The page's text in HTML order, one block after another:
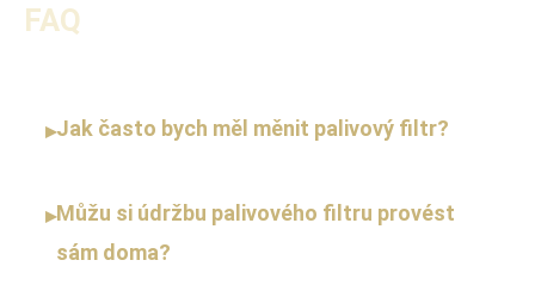
FAQ
▸Jak často bych měl měnit palivový filtr?
▸Můžu si údržbu palivového filtru provést
sám doma?